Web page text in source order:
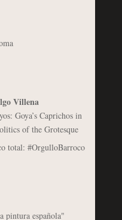
Villena
Goya’s Caprichos in
of the Grotesque
total: #OrgulloBarroco
pintura española"